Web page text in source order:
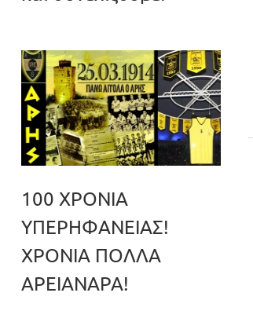
100 ΧΡΟΝΙΑ
ΥΠΕΡΗΦΑΝΕΙΑΣ!
ΧΡΟΝΙΑ ΠΟΛΛΑ
ΑΡΕΙΑΝΑΡΑ!